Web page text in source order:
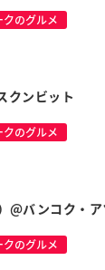
クのグルメ
クンビット
クのグルメ
@バンコク・
クのグルメ